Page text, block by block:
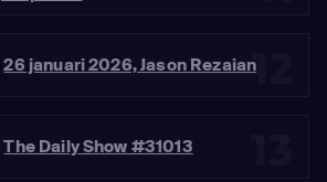
12
26 januari 2026, Jason Rezaian
The Daily Show #31013